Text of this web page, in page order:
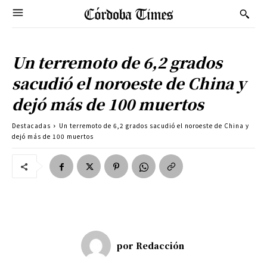
Un terremoto de 6,2 grados
sacudió el noroeste de China y
dejó más de 100 muertos
Destacadas
Un terremoto de 6,2 grados sacudió el noroeste de China y
dejó más de 100 muertos
por Redacción